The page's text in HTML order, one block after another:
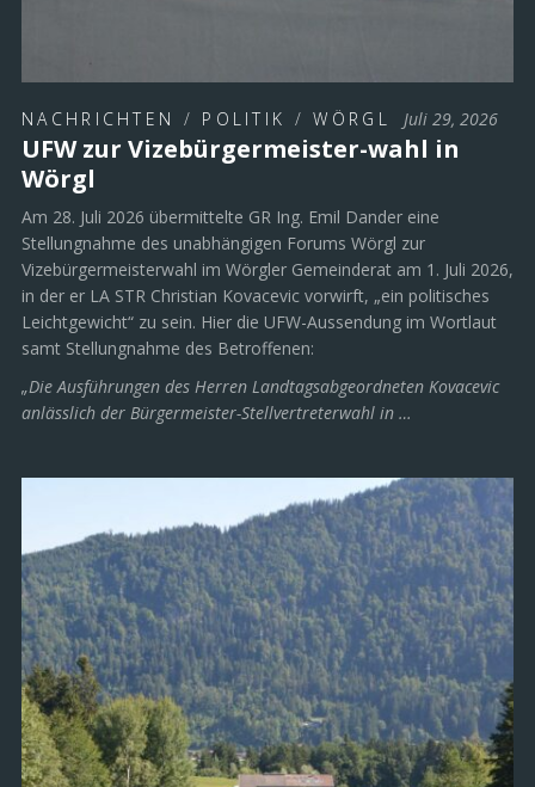
NACHRICHTEN / POLITIK /WÖRGL Juli 29, 2026
UFW zur Vizebürgermeister-wahl in
Wörgl
Am 28. Juli 2026 übermittelte GR Ing. Emil Dander eine
Stellungnahme des unabhängigen Forums Wörgl zur
Vizebürgermeisterwahl im Wörgler Gemeinderat am 1. Juli 2026,
in der er LA STR Christian Kovacevic vorwirft, „ein politisches
Leichtgewicht“ zu sein. Hier die UFW-Aussendung im Wortlaut
samt Stellungnahme des Betroffenen:
„Die Ausführungen des Herren Landtagsabgeordneten Kovacevic
anlässlich der Bürgermeister-Stellvertreterwahl in …